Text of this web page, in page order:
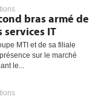
bras armé de
services IT
MTI et de sa filiale
sur le marché
le...